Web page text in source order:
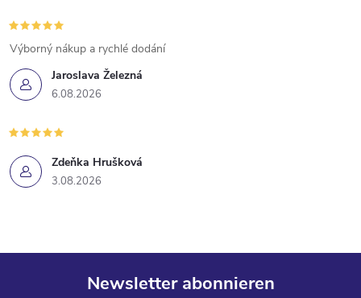
Jaroslava Železná
6.08.2026
Výborný nákup a rychlé dodání
Zdeňka Hrušková
3.08.2026
Newsletter abonnieren